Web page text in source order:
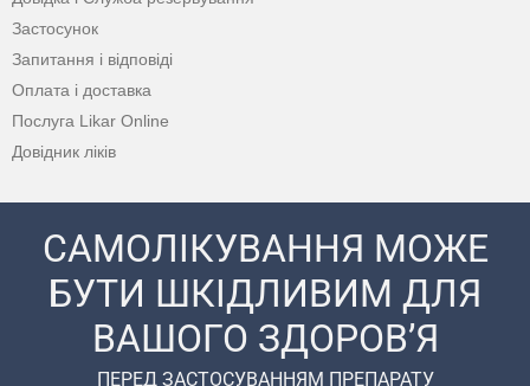
Застосунок
Запитання і відповіді
Оплата і доставка
Послуга Likar Online
Довідник ліків
САМОЛІКУВАННЯ МОЖЕ
БУТИ ШКІДЛИВИМ ДЛЯ
ВАШОГО ЗДОРОВ’Я
ПЕРЕД ЗАСТОСУВАННЯМ ПРЕПАРАТУ